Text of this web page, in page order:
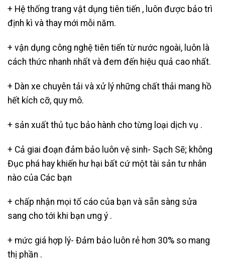
+ Hệ thống trang vật dụng tiên tiến , luôn được bảo trì
định kì và thay mới mỗi năm.
+ vận dụng công nghệ tiên tiến từ nước ngoài, luôn là
cách thức nhanh nhất và đem đến hiệu quả cao nhất.
+ Dàn xe chuyên tải và xử lý những chất thải mang hồ
hết kích cỡ, quy mô.
+ sản xuất thủ tục bảo hành cho từng loại dịch vụ .
+ Cả giai đoạn đảm bảo luôn vệ sinh- Sạch Sẽ; không
Đục phá hay khiến hư hại bất cứ một tài sản tư nhân
nào của Các bạn
+ chấp nhận mọi tố cáo của bạn và sẵn sàng sửa
sang cho tới khi bạn ưng ý .
+ mức giá hợp lý- Đảm bảo luôn rẻ hơn 30% so mang
thị phần .